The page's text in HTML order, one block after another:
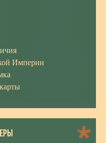
Империи